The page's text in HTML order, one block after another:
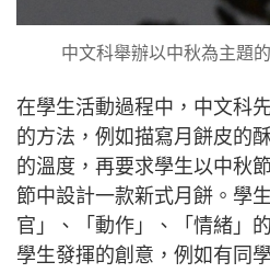
中文科舉辦以中秋為主題
在學生活動過程中，中文科
的方法，例如描寫月餅皮的
的溫度，再要求學生以中秋
節中設計一款新式月餅。學
官」、「動作」、「情緒」
學生發揮的創意，例如有同